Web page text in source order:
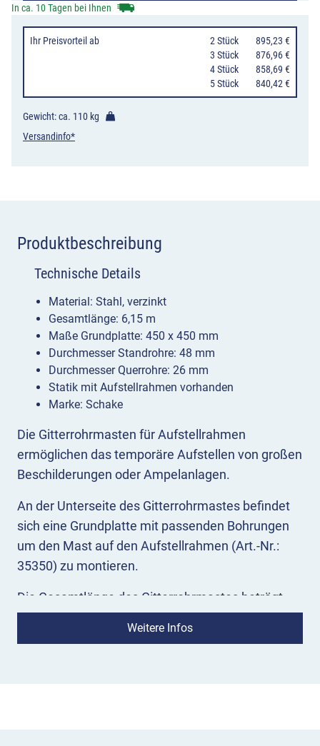
In ca. 10 Tagen bei Ihnen
Ihr Preisvorteil ab 2 Stück
895,23 €
3 Stück
876,96 €
4 Stück
858,69 €
5 Stück 840,42 €
Gewicht: ca. 110 kg
Versandinfo*
Produktbeschreibung
Die Gitterrohrmasten für Aufstellrahmen
ermöglichen das temporäre Aufstellen von großen
Beschilderungen oder Ampelanlagen.
An der Unterseite des Gitterrohrmastes befindet
sich eine Grundplatte mit passenden Bohrungen
um den Mast auf den Aufstellrahmen (Art.-Nr.:
35350) zu montieren.
Die Gesamtlänge des Gitterrohrmastes beträgt
6,15 Meter. Standrohre mit Ø 48 mm und
Querrohre/Diagonalholme mit Ø 26 mm sorgen für
Weitere Infos
Technische Details
Material: Stahl, verzinkt
Gesamtlänge: 6,15 m
Maße Grundplatte: 450 x 450 mm
Durchmesser Standrohre: 48 mm
Durchmesser Querrohre: 26 mm
Statik mit Aufstellrahmen vorhanden
Marke: Schake